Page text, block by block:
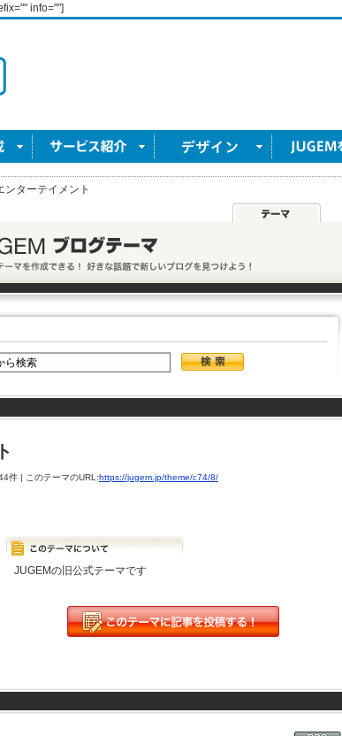
info=""]
ンターテイメント
件 | このテーマのURL:https://jugem.jp/theme/c74/8/
JUGEMの旧公式テーマです